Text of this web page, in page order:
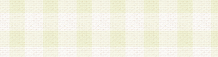
2.登録の際に当社が付与したログインIDおよびパ
の使用に関しては、全て会員本人がその責任を負
3.会員は、当社から付与されたログインIDおよび
貸与、名義変更、売買その他形態を問わず第三者